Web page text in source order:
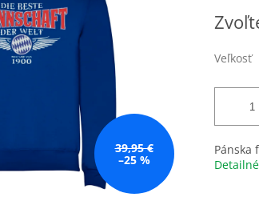
39,95 €
–25 %
cena:
Veľkosť
Pánska